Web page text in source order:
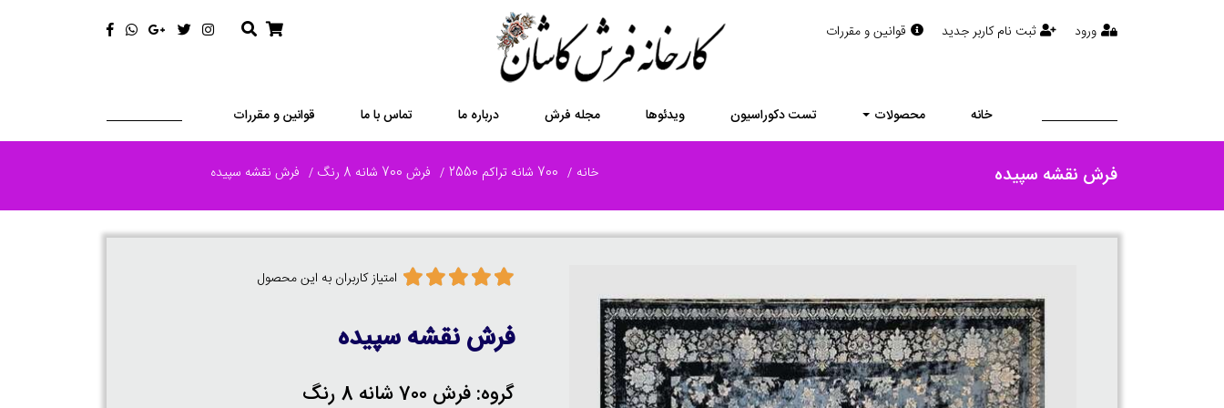
ورود ثبت نام کاربر جدید قوانین و مقررات
خانه محصولات تست دکوراسیون ویدئوها مجله فرش درباره ما تماس با ما قوانین و مقررات
فرش نقشه سپیده خانه 700 شانه تراکم 2550 فرش 700 شانه 8 رنگ فرش نقشه سپیده
امتیاز کاربران به این محصول
فرش نقشه سپیده
گروه: فرش 700 شانه 8 رنگ